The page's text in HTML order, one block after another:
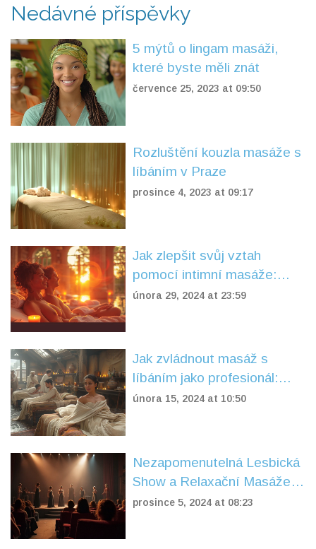
Nedávné příspěvky
5 mýtů o lingam masáži,
které byste měli znát
července 25, 2023 at 09:50
Rozluštění kouzla masáže s
líbáním v Praze
prosince 4, 2023 at 09:17
Jak zlepšit svůj vztah
pomocí intimní masáže:
Průvodce pro páry
února 29, 2024 at 23:59
Jak zvládnout masáž s
líbáním jako profesionál:
Kompletní průvodce
února 15, 2024 at 10:50
Nezapomenutelná Lesbická
Show a Relaxační Masáže v
Srdci Prahy
prosince 5, 2024 at 08:23